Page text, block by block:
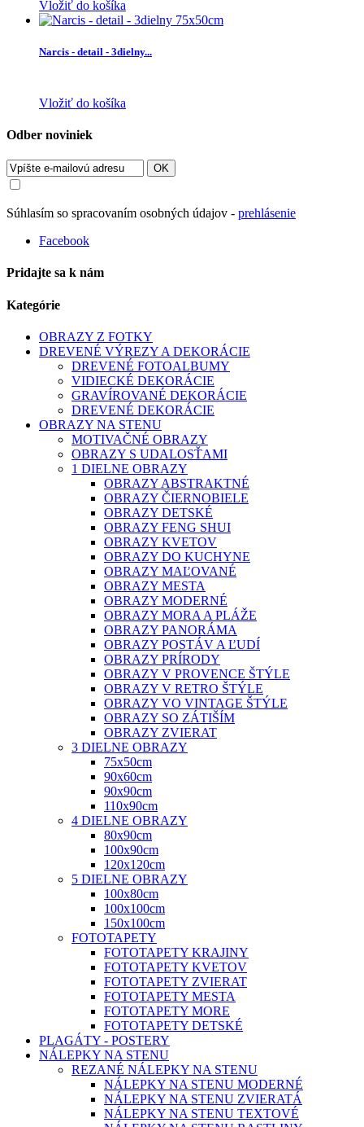
Vložiť do košíka
Narcis - detail - 3dielny...
Vložiť do košíka
Odber noviniek
OK
Súhlasím so spracovaním osobných údajov - prehlásenie
Facebook
Pridajte sa k nám
Kategórie
OBRAZY Z FOTKY
DREVENÉ VÝREZY A DEKORÁCIE
DREVENÉ FOTOALBUMY
VIDIECKÉ DEKORÁCIE
GRAVÍROVANÉ DEKORÁCIE
DREVENÉ DEKORÁCIE
OBRAZY NA STENU
MOTIVAČNÉ OBRAZY
OBRAZY S UDALOSŤAMI
1 DIELNE OBRAZY
OBRAZY ABSTRAKTNÉ
OBRAZY ČIERNOBIELE
OBRAZY DETSKÉ
OBRAZY FENG SHUI
OBRAZY KVETOV
OBRAZY DO KUCHYNE
OBRAZY MAĽOVANÉ
OBRAZY MESTA
OBRAZY MODERNÉ
OBRAZY MORA A PLÁŽE
OBRAZY PANORÁMA
OBRAZY POSTÁV A ĽUDÍ
OBRAZY PRÍRODY
OBRAZY V PROVENCE ŠTÝLE
OBRAZY V RETRO ŠTÝLE
OBRAZY VO VINTAGE ŠTÝLE
OBRAZY SO ZÁTIŠÍM
OBRAZY ZVIERAT
3 DIELNE OBRAZY
75x50cm
90x60cm
90x90cm
110x90cm
4 DIELNE OBRAZY
80x90cm
100x90cm
120x120cm
5 DIELNE OBRAZY
100x80cm
100x100cm
150x100cm
FOTOTAPETY
FOTOTAPETY KRAJINY
FOTOTAPETY KVETOV
FOTOTAPETY ZVIERAT
FOTOTAPETY MESTA
FOTOTAPETY MORE
FOTOTAPETY DETSKÉ
PLAGÁTY - POSTERY
NÁLEPKY NA STENU
REZANÉ NÁLEPKY NA STENU
NÁLEPKY NA STENU MODERNÉ
NÁLEPKY NA STENU ZVIERATÁ
NÁLEPKY NA STENU TEXTOVÉ